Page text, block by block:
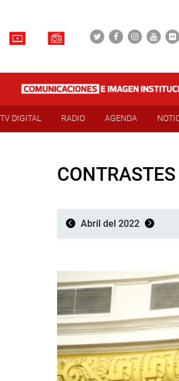
TV DIGITAL RADIO AGENDA
CONTRASTES
Abril del 2022